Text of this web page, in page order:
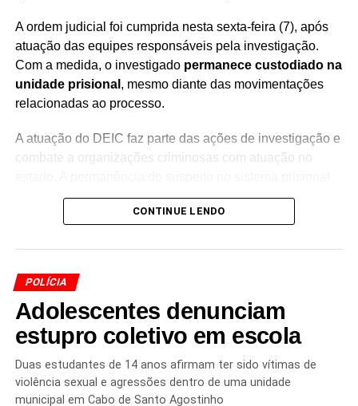
agressões, ela passa bem. O suspeito fugiu, e até o
momento não foi identificado.
TÓPICOS RELACIONADOS
ATAQUE SUPERMERCADO ATACADÃO
CONFRONTO RONDESP CURUZU
CRIMES FIM DE SEMANA SALVADOR
DHPP SALVADOR
FACÇÕES CRIMINOSAS BAHIA
INSEGURANÇA EM SALVADOR
MULHER AGREDIDA AVENIDA GARIBALDI
POLÍCIA MILITAR SALVADOR
TIROTEIO CAJAZEIRAS
VIOLÊNCIA EM SALVADOR
A ordem judicial foi cumprida nesta sexta-feira (7), após
atuação das equipes responsáveis pela investigação.
Com a medida, o investigado permanece custodiado na
unidade prisional , mesmo diante das movimentações
relacionadas ao processo.
A atuação do DEIC faz parte das ações de investigação e
combate a organizações criminosas com atuação no
busca garantir o cumprimento da determinação judicial e
o andamento das medidas previstas no processo.
O homem é apontado pelas autoridades comofundador
suposta participação na estrutura e nas atividades do
grupo.
A decisão judicial representa mais uma medida adotada
pelas forças de segurança no enfrentamento às
organizações criminosas na Bahia. As investigações
continuam para esclarecer a atuação dos envolvidos e
CONTINUE LENDO
POLÍCIA
Adolescentes denunciam
estupro coletivo em escola
Duas estudantes de 14 anos afirmam ter sido vítimas de
violência sexual e agressões dentro de uma unidade
municipal em Cabo de Santo Agostinho